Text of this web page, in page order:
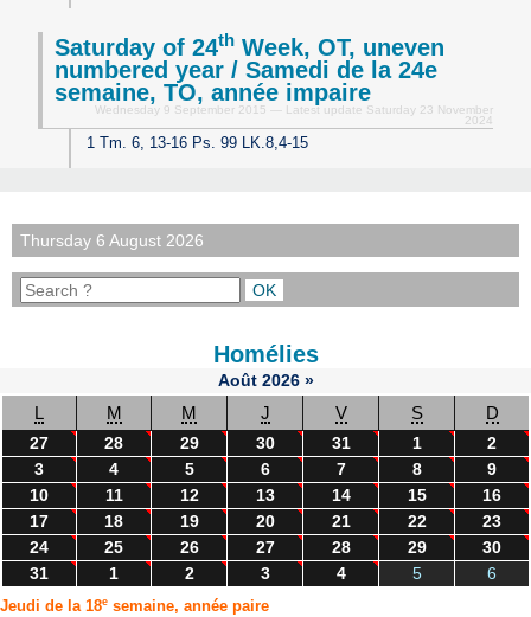
Saturday of 24th Week, OT, uneven
numbered year / Samedi de la 24e
semaine, TO, année impaire
Wednesday 9 September 2015 — Latest update Saturday 23 November
2024
1 Tm. 6, 13-16 Ps. 99 LK.8,4-15
Thursday 6 August 2026
Homélies
Août 2026 »
L M M J V S D
27 28 29 30 31 1
2
3
4 5 6 7 8
9
10
11 12 13 14 15
16
17
18 19 20 21 22
23
24
25 26 27 28 29
30
31
1 2 3 4 5 6
Jeudi de la 18e semaine, année paire